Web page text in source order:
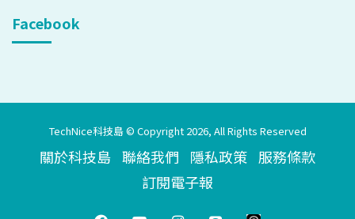
Facebook
TechNice科技島 © Copyright 2026, All Rights Reserved
關於科技島 聯絡我們 隱私政策 服務條款
訂閱電子報